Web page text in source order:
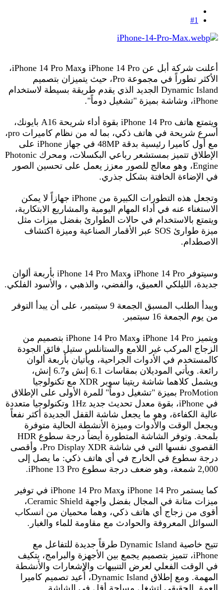
#1
أعلنت شركة أبل عن iPhone 14 Pro وiPhone 14 Pro Max،
الأكثر تطوراً في مجموعة Pro، حيث يتميزان بتصميم
Dynamic Island الجديد الذي يقدم طريقة بسيطة لاستخدام
iPhone، وشاشة بميزة "تشغيل دوماً".
ويتمتع هاتف iPhone 14 Pro بقوة أداء شريحة A16 بايونك،
أسرع شريحة في هاتف ذكي، بما له من نظام كاميرات pro،
مع أول كاميرا رئيسية بدقة 48MP في جهاز iPhone على
الإطلاق تتميز بمستشعر رباعي البكسلات، ومحرك Photonic
Engine، وهو معالج للصور معزز يعمل على تحسين الصور
في الإضاءة الخافتة بشكل جذري.
وتجعل هذه التطورات الكبيرة من iPhone جهازاً لا يمكن
الاستغناء عنه في أداء المهام اليومية والمشاريع الابتكارية،
ويتمتع بالاستخدام في حالات الطوارئ بفضل ميزات مثل
ميزة طوارئ SOS عبر الأقمار الصناعية وميزة اكتشاف
الاصطدام.
وسيتوفر iPhone 14 Pro وiPhone 14 Pro Max بأربعة ألوان
جديدة، الليلكي العميق، والفضي، والذهبي ، والأسود الفلكي.
ويبدأ الطلب المسبق الجمعة 9 سبتمبر، على أن يبدأ التوفر
من يوم الجمعة 16 سبتمبر.
ويتميز iPhone 14 Pro وiPhone 14 Pro Max بتصميم من
الزجاج المركب غير اللامع والستانلس ستيل فائق الجودة
كالمستخدم في الأدوات الجراحية، ويأتيان بأربعة ألوان
رائعة. ويأتي الموديلان بمقاسات 6.1 إنش و6.7 إنش،
ويشمل كلاهما شاشة ريتينا سوبر XDR مع تكنولوجيا
ProMotion بميزة "تشغيل دوماً" للمرة الأولى على الإطلاق
في iPhone، بقوة معدل تحديث جديد 1Hz وتكنولوجيا متعددة
عالية الكفاءة، وهو ما يجعل شاشة القفل الجديدة أكثر نفعاً
ويجعل الوقت والأدوات وميزة الأنشطة الحالية متوفرة
بلمحة. وتوفر الشاشة المتطورة أيضاً درجة سطوع HDR
القصوى نفسها التي في شاشة Pro Display XDR، وأقصى
درجة سطوع في الخارج في أي هاتف ذكي: ما يصل إلى
2,000 شمعة، وهو ضعف درجة سطوع iPhone 13 Pro.
كما يستمر iPhone 14 Pro وiPhone 14 Pro Max في توفير
ميزات متانة في المجال بفضل واجهة Ceramic Shield،
أقوى من زجاج أي هاتف ذكي، وهما محميان من انسكاب
السوائل المعروفة والحوادث مع مقاومة للماء والغبار.
تتيح خاصية Dynamic Island طرقاً جديدة للتفاعل مع
iPhone، تتميز بتصميم يجمع بين الأجهزة والبرامج، يتكيف
في الوقت الفعلي لعرض التنبيهات والإشعارات والأنشطة
المهمة. ومع إطلاق Dynamic Island، أُعيد تصميم كاميرا